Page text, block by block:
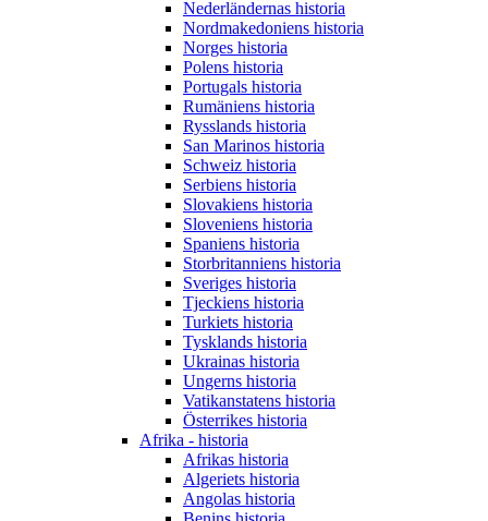
Nederländernas historia
Nordmakedoniens historia
Norges historia
Polens historia
Portugals historia
Rumäniens historia
Rysslands historia
San Marinos historia
Schweiz historia
Serbiens historia
Slovakiens historia
Sloveniens historia
Spaniens historia
Storbritanniens historia
Sveriges historia
Tjeckiens historia
Turkiets historia
Tysklands historia
Ukrainas historia
Ungerns historia
Vatikanstatens historia
Österrikes historia
Afrika - historia
Afrikas historia
Algeriets historia
Angolas historia